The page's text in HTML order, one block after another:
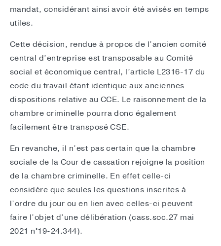
mandat, considérant ainsi avoir été avisés en temps
utiles.
Cette décision, rendue à propos de l’ancien comité
central d’entreprise est transposable au Comité
social et économique central, l’article L2316-17 du
code du travail étant identique aux anciennes
dispositions relative au CCE. Le raisonnement de la
chambre criminelle pourra donc également
facilement être transposé CSE.
En revanche, il n’est pas certain que la chambre
sociale de la Cour de cassation rejoigne la position
de la chambre criminelle. En effet celle-ci
considère que seules les questions inscrites à
l’ordre du jour ou en lien avec celles-ci peuvent
faire l’objet d’une délibération (cass.soc.27 mai
2021 n°19-24.344).